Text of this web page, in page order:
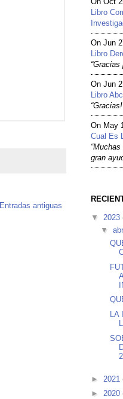
Entradas antiguas
Libro
On Jun
Libro
“Gracias
On Jun
Libro
On May
Cual Es
gran
▼ 2023
▼
LA
► 2021
► 2020